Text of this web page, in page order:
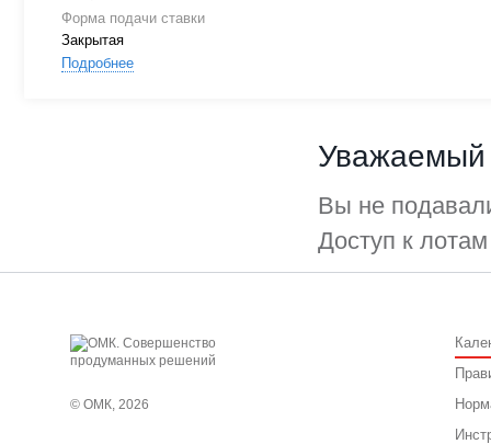
Форма подачи ставки
Закрытая
Подробнее
Уважаемый
Вы не
Доступ к
© ОМК, 2026